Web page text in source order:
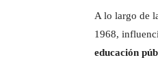
A lo largo de
1968,
educación